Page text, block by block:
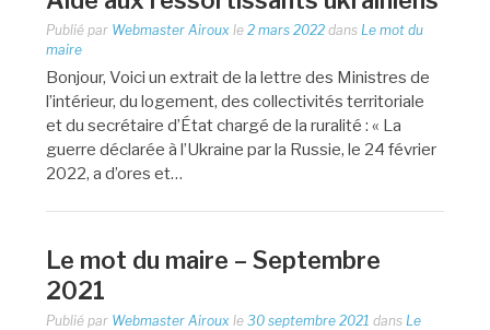
Publié par Webmaster Airoux le2 mars 2022 dansLe mot du
maire
Bonjour, Voici un extrait de la lettre des Ministres de
l’intérieur, du logement, des collectivités territoriale
et du secrétaire d’État chargé de la ruralité : « La
guerre déclarée à l’Ukraine par la Russie, le 24 février
2022, a d’ores et…
Le mot du maire – Septembre
2021
Publié par Webmaster Airoux le30 septembre 2021 dans Le